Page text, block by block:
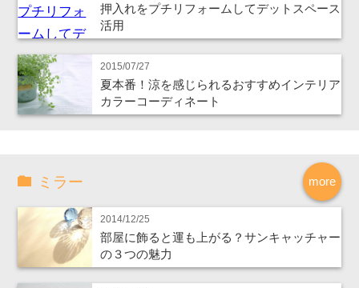
押入れをプチリフォームしてデットスペース
活用
2015/07/27
夏本番！涼を感じられるおすすめインテリア
カラーコーディネート
more
ミラー
2014/12/25
部屋に飾ると運も上がる？サンキャッチャー
の３つの魅力